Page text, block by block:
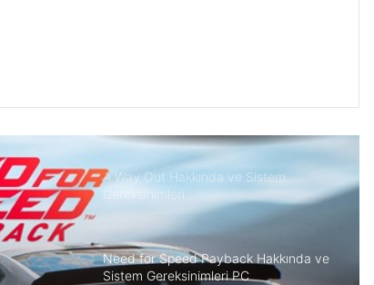
Gereksinimleri
A Way Out Hakkında ve Sistem
Gereksinimleri
Need for Speed Payback Hakkında ve
Sistem Gereksinimleri PC